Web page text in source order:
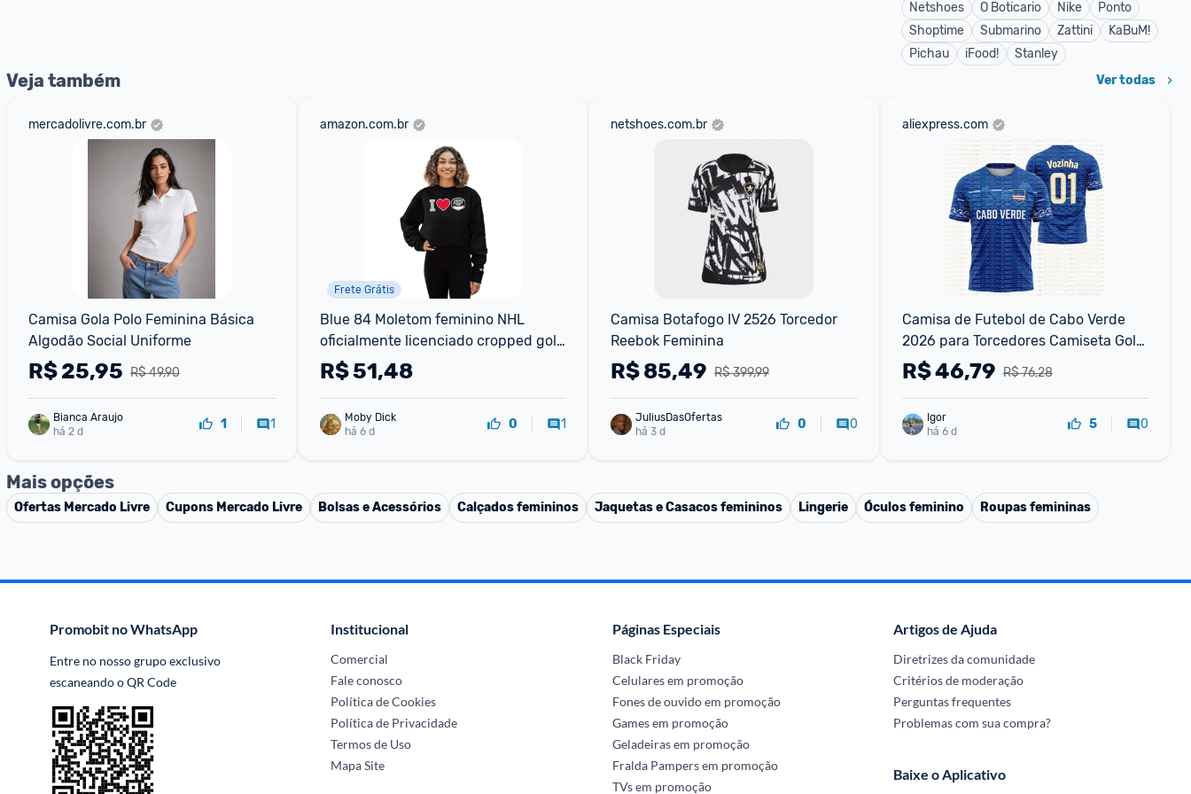
Netshoes
O Boticario Nike
Ponto
Shoptime
Submarino Zattini
KaBuM!
Pichau
iFood! Stanley
Veja também Ver todas
mercadolivre.com.br
Camisa Gola Polo Feminina Básica
Algodão Social Uniforme
R$ 49,90
R$25,95
Bianca Araujo
há 2 d
1 1
amazon.com.br
Frete Grátis
Blue 84 Moletom feminino NHL
oficialmente licenciado cropped gola
redonda coração preto
R$51,48
Moby Dick
há 6 d
0 1
netshoes.com.br
Camisa Botafogo IV 2526 Torcedor
Reebok Feminina
R$ 399,99
R$85,49
JuliusDasOfertas
há 3 d
0 0
aliexpress.com
Camisa de Futebol de Cabo Verde
2026 para Torcedores Camiseta Gola
Redonda
R$ 76,28
R$46,79
Igor
há 6 d
5 0
Mais opções
Ofertas Mercado Livre Cupons Mercado Livre Bolsas e Acessórios Calçados femininos Jaquetas e Casacos femininos Lingerie Óculos feminino Roupas femininas
Promobit no WhatsApp
Entre no nosso grupo exclusivo
escaneando o QR Code
Institucional
Comercial
Fale conosco
Política de Cookies
Política de Privacidade
Termos de Uso
Mapa Site
Páginas Especiais
Black Friday
Celulares em promoção
Fones de ouvido em promoção
Games em promoção
Geladeiras em promoção
Fralda Pampers em promoção
TVs em promoção
Artigos de Ajuda
Diretrizes da comunidade
Critérios de moderação
Perguntas frequentes
Problemas com sua compra?
Baixe o Aplicativo